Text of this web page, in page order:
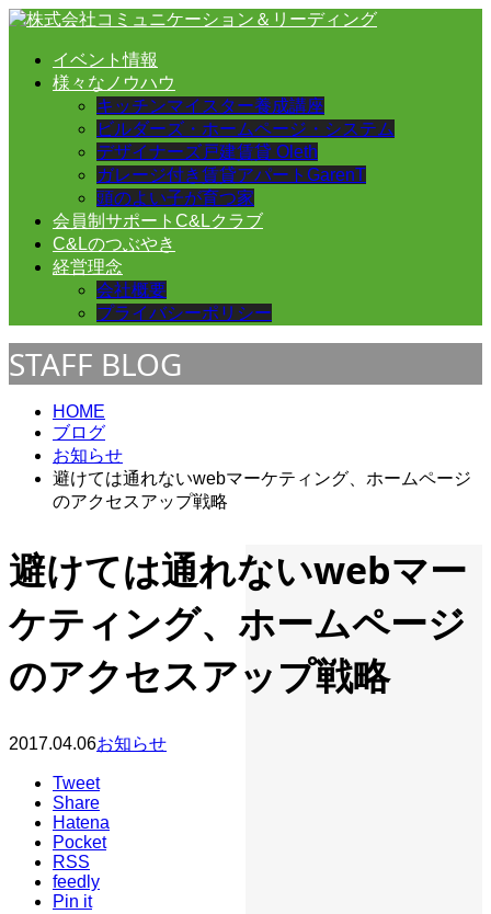
イベント情報
様々なノウハウ
キッチンマイスター養成講座
ビルダーズ・ホームページ・システム
デザイナーズ戸建賃貸 Oleth
ガレージ付き賃貸アパートGarenT
頭のよい子が育つ家
会員制サポートC&Lクラブ
C&Lのつぶやき
経営理念
会社概要
プライバシーポリシー
STAFF BLOG
HOME
ブログ
お知らせ
避けては通れないwebマーケティング、ホームページ
のアクセスアップ戦略
避けては通れないwebマー
ケティング、ホームページ
のアクセスアップ戦略
2017.04.06お知らせ
Tweet
Share
Hatena
Pocket
RSS
feedly
Pin it